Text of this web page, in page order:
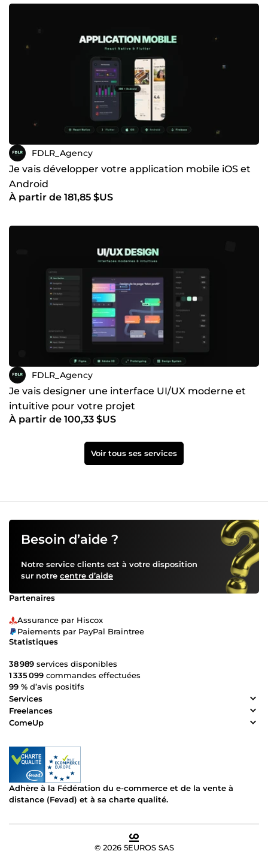
FDLR_Agency
Je vais développer votre application mobile iOS et
Android
À partir de 181,85 $US
FDLR_Agency
Je vais designer une interface UI/UX moderne et
intuitive pour votre projet
À partir de 100,33 $US
Voir tous ses services
Besoin d’aide ?
Notre service clients est à votre disposition
sur notre centre d’aide
Partenaires
Assurance par Hiscox
Paiements par PayPal Braintree
Statistiques
38 989 services disponibles
1 335 099 commandes effectuées
99 % d’avis positifs
Services
Freelances
ComeUp
Adhère à la Fédération du e-commerce et de la vente à
distance (Fevad) et à sa charte qualité.
© 2026 5EUROS SAS